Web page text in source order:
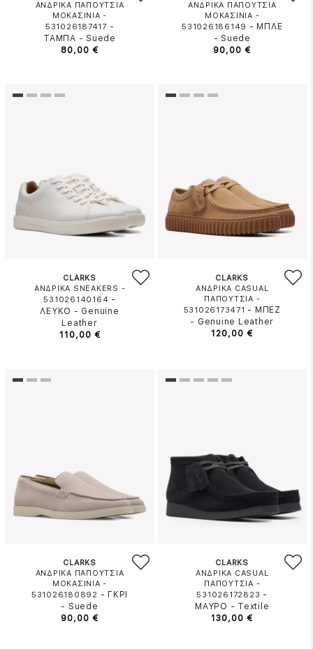
ΑΝΔΡΙΚΑ ΠΑΠΟΥΤΣΙΑ
ΜΟΚΑΣΙΝΙΑ -
531026187417 -
ΤΑΜΠΑ -Suede
80,00 €
ΑΝΔΡΙΚΑ ΠΑΠΟΥΤΣΙΑ
ΜΟΚΑΣΙΝΙΑ -
531026186149 - ΜΠΛΕ
-Suede
90,00 €
CLARKS
ΑΝΔΡΙΚΑ SNEAKERS -
531026140164 -
ΛΕΥΚΟ - Genuine
Leather
110,00 €
CLARKS
ΑΝΔΡΙΚΑ CASUAL
ΠΑΠΟΥΤΣΙΑ -
531026173471 - ΜΠΕΖ
- Genuine Leather
120,00 €
CLARKS
ΑΝΔΡΙΚΑ ΠΑΠΟΥΤΣΙΑ
ΜΟΚΑΣΙΝΙΑ -
531026180892 - ΓΚΡΙ
- Suede
90,00 €
CLARKS
ΑΝΔΡΙΚΑ CASUAL
ΠΑΠΟΥΤΣΙΑ -
531026172823 -
ΜΑΥΡΟ - Textile
130,00 €